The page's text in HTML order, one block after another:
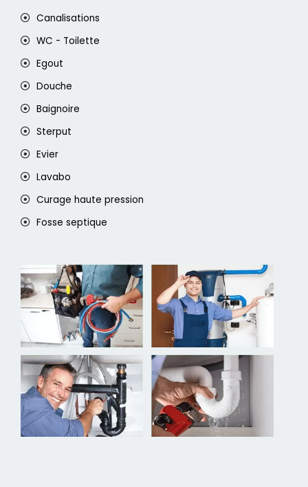
Canalisations
WC - Toilette
Egout
Douche
Baignoire
Sterput
Evier
Lavabo
Curage haute pression
Fosse septique